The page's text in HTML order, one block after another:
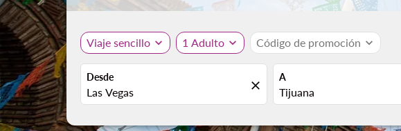
Viaje sencillo expand_more 1 Adulto expand_more Código de promoción expand_more
Desde
close
A